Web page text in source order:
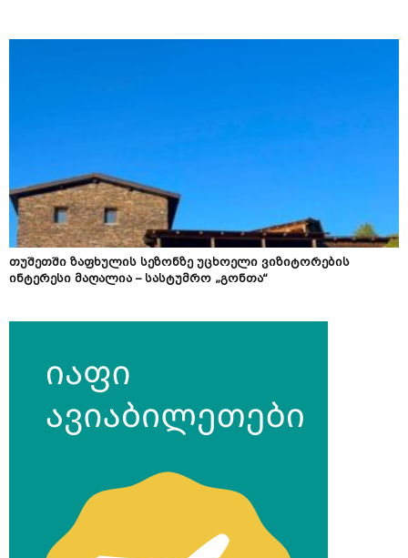
თუშეთში ზაფხულის სეზონზე უცხოელი ვიზიტორების
ინტერესი მაღალია – სასტუმრო „გონთა“